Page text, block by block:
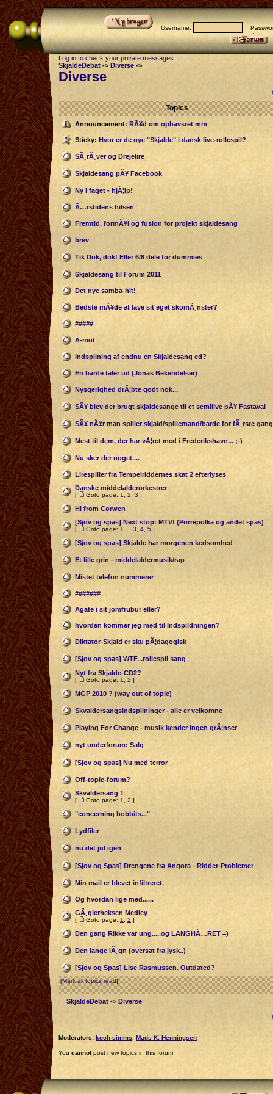
Username:
Log in to check your private messages
SkjaldeDebat -> Diverse ->
Diverse
Topics
Announcement: RÃ¥d om ophavsret mm
Sticky: Hvor er de nye "Skjalde" i dansk live-rollespil?
SÃ¸rÃ¸ver og Drejelire
Skjaldesang pÃ¥ Facebook
Ny i faget - hjÃ¦lp!
Ã…rstidens hilsen
Fremtid, formÃ¥l og fusion for projekt skjaldesang
brev
Tik Dok, dok! Eller 6/8 dele for dummies
Skjaldesang til Forum 2011
Det nye samba-hit!
Bedste mÃ¥de at lave sit eget skomÃ¸nster?
#####
A-mol
Indspilning af endnu en Skjaldesang cd?
En barde taler ud (Jonas Bekendelser)
Nysgerighed drÃ¦bte godt nok...
SÃ¥ blev der brugt skjaldesange til et semilive pÃ¥ Fastaval
SÃ¥ nÃ¥r man spiller skjald/spillemand/barde for fÃ¸rste
Mest til dem, der har vÃ¦ret med i Frederikshavn... ;-)
Nu sker der noget....
Lirespiller fra Tempelriddernes skat 2 efterlyses
Danske middelalderorkestrer
[ Goto page: 1 2 3 ]
Hi from Corwen
[Sjov og spas] Next stop: MTV! (Porrepolka og andet spas)
[ Goto page: 1 3 4 5 ]
[Sjov og spas] Skjalde har morgenen kedsomhed
Et lille grin - middelaldermusik/rap
Mistet telefon nummerer
#######
Agate i sit jomfrubur eller?
hvordan kommer jeg med til Indspildningen?
Diktator-Skjald er sku pÃ¦dagogisk
[Sjov og spas] WTF...rollespil sang
Nyt fra Skjalde-CD2?
[ Goto page: 1 2 ]
MGP 2010 ? (way out of topic)
Skvaldersangsindspilninger - alle er velkomne
Playing For Change - musik kender ingen grÃ¦nser
nyt underforum: Salg
[Sjov og spas] Nu med terror
Off-topic-forum?
Skvaldersang 1
[ Goto page: 1 2 ]
"concerning hobbits..."
Lydfiler
nu det jul igen
[Sjov og Spas] Drengene fra Angora - Ridder-Problemer
Min mail er blevet infiltreret.
Og hvordan lige med......
GÃ¸glerheksen Medley
[ Goto page: 1 2 ]
Den gang Rikke var ung.....og LANGHÃ…RET =)
Den lange lÃ¸gn (oversat fra jysk..)
[Sjov og Spas] Lise Rasmussen. Outdated?
[Mark all topics read]
SkjaldeDebat -> Diverse
Moderators: koch-simms Mads K. Henningsen
You cannotpost new topics in this forum